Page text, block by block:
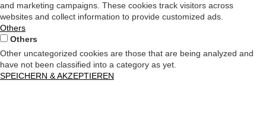
and marketing campaigns. These cookies track visitors across
websites and collect information to provide customized ads.
Others
Others
Other uncategorized cookies are those that are being analyzed and
have not been classified into a category as yet.
SPEICHERN & AKZEPTIEREN